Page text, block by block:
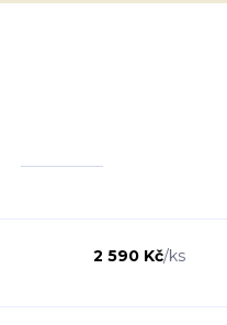
2 590 Kč/ks